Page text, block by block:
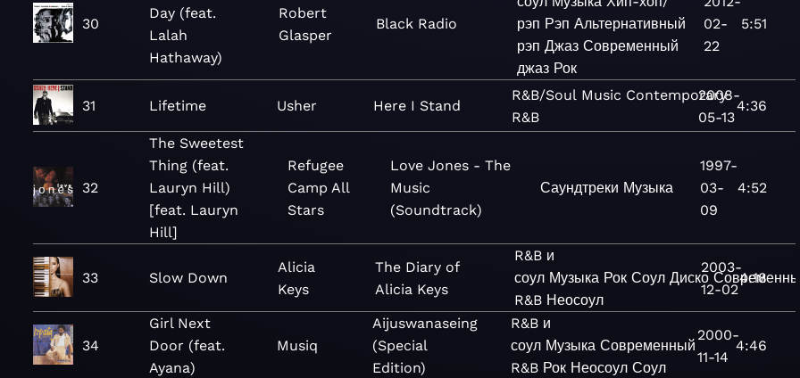
30
Day (feat.
Lalah
Hathaway)
Robert
Glasper
Black Radio
рэп Рэп Альтернативный
рэп Джаз Современный
джаз Рок
02-
22
5:51
31 Lifetime Usher Here I Stand
R&B/Soul Music Contemporary
R&B
2008-
05-13
4:36
32
The Sweetest
Thing (feat.
Lauryn Hill)
[feat. Lauryn
Hill]
Refugee
Camp All
Stars
Love Jones - The
Music
(Soundtrack)
Саундтреки Музыка
1997-
03-
09
4:52
33 Slow Down
Alicia
Keys
The Diary of
Alicia Keys
R&B и
соул Музыка Рок Соул Диско
R&B Неосоул
2003-
12-02
4:18
34
Girl Next
Door (feat.
Ayana)
Musiq
Aijuswanaseing
(Special
Edition)
R&B и
соул Музыка Современный
R&B Рок Неосоул Соул
2000-
11-14
4:46